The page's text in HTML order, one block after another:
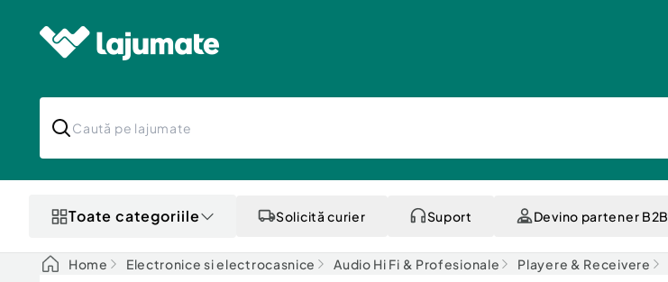
Toate categoriile Solicită curier Suport Devino partener B2B
Home Electronice si electrocasnice Audio Hi Fi & Profesionale Playere & Receivere